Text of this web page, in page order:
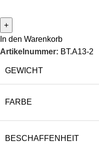
In den Warenkorb
Artikelnummer: BT.A13-2
GEWICHT
FARBE
BESCHAFFENHEIT